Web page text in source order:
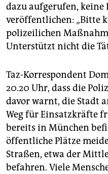
dazu aufgerufen, keine
veröffentlichen: „Bitte
polizeilichen
Unterstützt nicht die
Taz-Korrespondent
20.20 Uhr, dass die
davor warnt, die Stadt
Weg für Einsatzkräfte
bereits in München
öffentliche Plätze
Straßen, etwa der
befahren. Viele